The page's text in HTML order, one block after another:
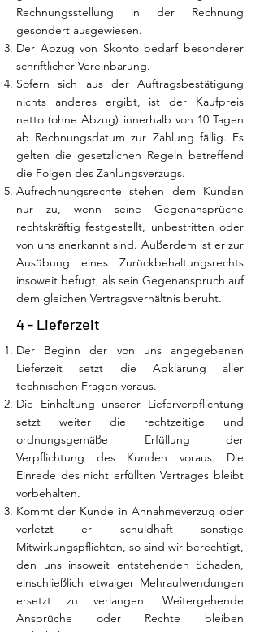
Rechnungsstellung in der Rechnung
gesondert ausgewiesen.
Der Abzug von Skonto bedarf besonderer
schriftlicher Vereinbarung.
Sofern sich aus der Auftragsbestätigung
nichts anderes ergibt, ist der Kaufpreis
netto (ohne Abzug) innerhalb von 10 Tagen
ab Rechnungsdatum zur Zahlung fällig. Es
gelten die gesetzlichen Regeln betreffend
die Folgen des Zahlungsverzugs.
Aufrechnungsrechte stehen dem Kunden
nur zu, wenn seine Gegenansprüche
rechtskräftig festgestellt, unbestritten oder
von uns anerkannt sind. Außerdem ist er zur
Ausübung eines Zurückbehaltungsrechts
insoweit befugt, als sein Gegenanspruch auf
dem gleichen Vertragsverhältnis beruht.
4 - Lieferzeit
Der Beginn der von uns angegebenen
Lieferzeit setzt die Abklärung aller
technischen Fragen voraus.
Die Einhaltung unserer Lieferverpflichtung
setzt weiter die rechtzeitige und
ordnungsgemäße Erfüllung der
Verpflichtung des Kunden voraus. Die
Einrede des nicht erfüllten Vertrages bleibt
vorbehalten.
Kommt der Kunde in Annahmeverzug oder
verletzt er schuldhaft sonstige
Mitwirkungspflichten, so sind wir berechtigt,
den uns insoweit entstehenden Schaden,
einschließlich etwaiger Mehraufwendungen
ersetzt zu verlangen. Weitergehende
Ansprüche oder Rechte bleiben